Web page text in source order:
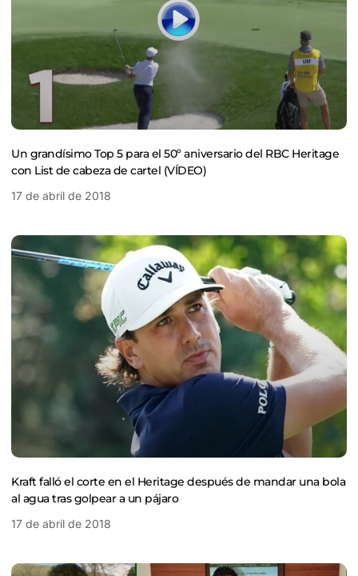
Un grandísimo Top 5 para el 50º aniversario del RBC Heritage
con List de cabeza de cartel (VÍDEO)
17 de abril de 2018
Kraft falló el corte en el Heritage después de mandar una bola
al agua tras golpear a un pájaro
17 de abril de 2018